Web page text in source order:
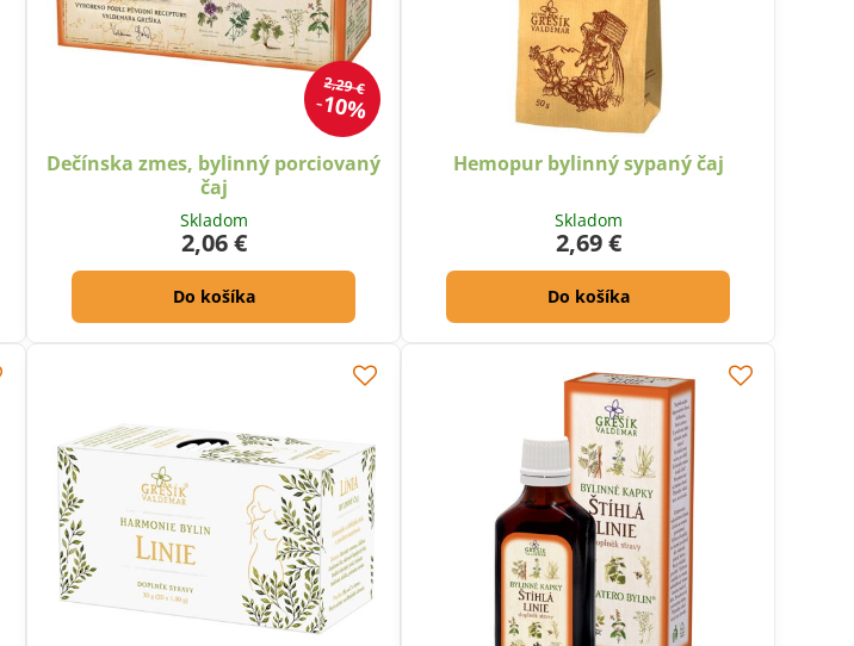
2,29 €
10%
Dečínska zmes, bylinný porciovaný
čaj
Skladom
2,06 €
Do košíka
Hemopur bylinný sypaný čaj
Skladom
2,69 €
Do košíka